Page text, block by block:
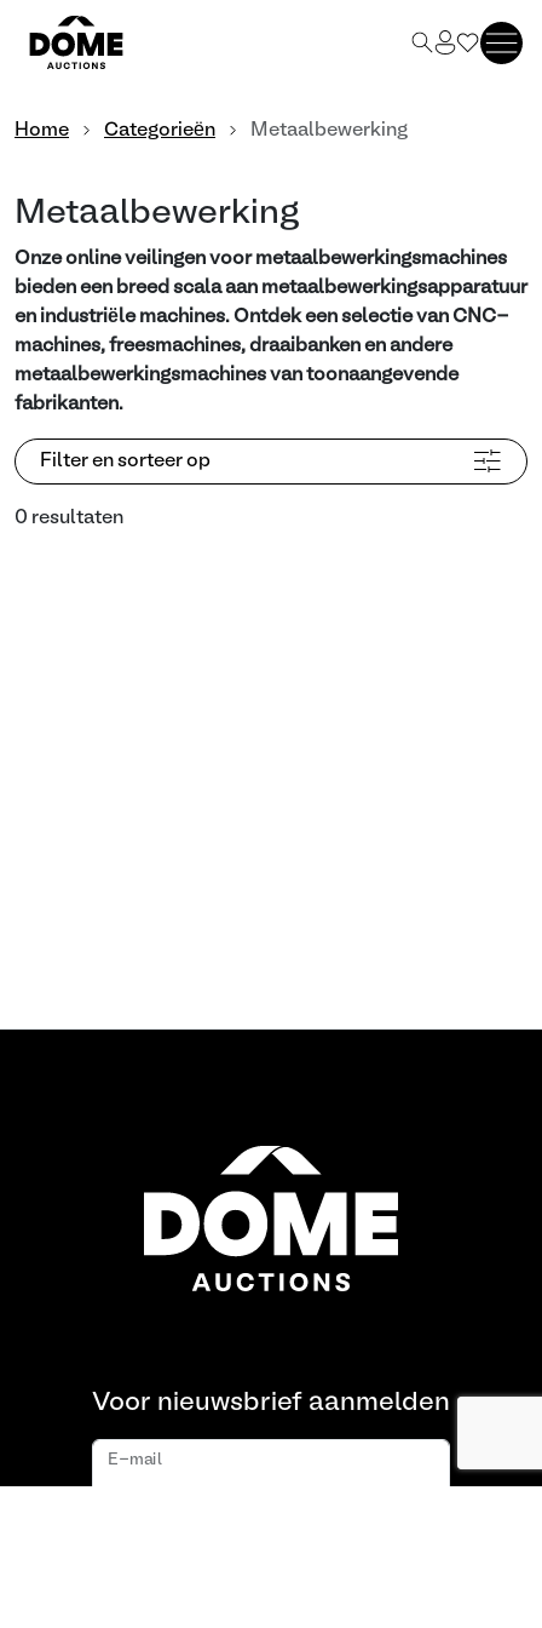
Home Categorieën Metaalbewerking
Metaalbewerking
Onze online veilingen voor metaalbewerkingsmachines
bieden een breed scala aan metaalbewerkingsapparatuur
en industriële machines. Ontdek een selectie van CNC-
machines, freesmachines, draaibanken en andere
metaalbewerkingsmachines van toonaangevende
fabrikanten.
Filter en sorteer op
0 resultaten
Voor nieuwsbrief aanmelden
E-mail